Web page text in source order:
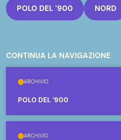
POLO DEL '900 NORD
CONTINUA LA NAVIGAZIONE
ARCHIVIO
POLO DEL '900
ARCHIVIO